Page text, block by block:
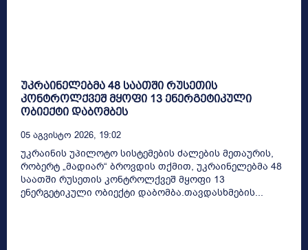
უკრაინელებმა 48 საათში რუსეთის
კონტროლქვეშ მყოფი 13 ენერგეტიკული
ობიექტი დაბომბეს
05 Აგვისტო 2026, 19:02
უკრაინის უპილოტო სისტემების ძალების მეთაურის,
რობერტ „მადიარ“ ბროვდის თქმით, უკრაინელებმა 48
საათში რუსეთის კონტროლქვეშ მყოფი 13
ენერგეტიკული ობიექტი დაბომბა.თავდასხმების...